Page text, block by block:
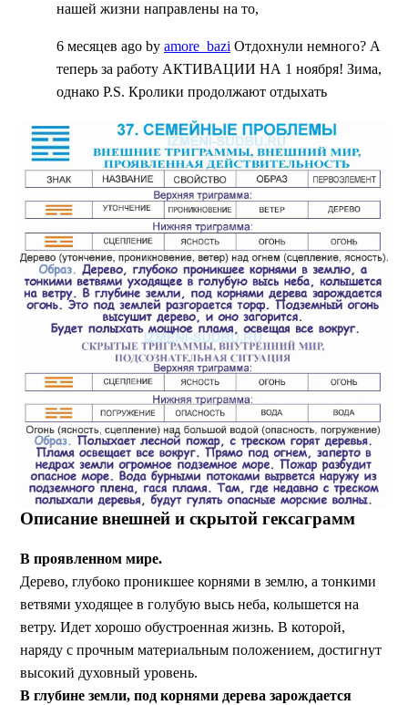
нашей жизни направлены на то,
6 месяцев ago by amore_bazi Отдохнули немного? А
теперь за работу АКТИВАЦИИ НА 1 ноября! Зима,
однако P.S. Кролики продолжают отдыхать
Описание внешней и скрытой гексаграмм
В проявленном мире.
Дерево, глубоко проникшее корнями в землю, а тонкими
ветвями уходящее в голубую высь неба, колышется на
ветру. Идет хорошо обустроенная жизнь. В которой,
наряду с прочным материальным положением, достигнут
высокий духовный уровень.
В глубине земли, под корнями дерева зарождается